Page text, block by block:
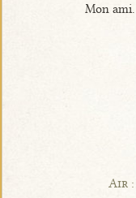
Mon ami.
Air